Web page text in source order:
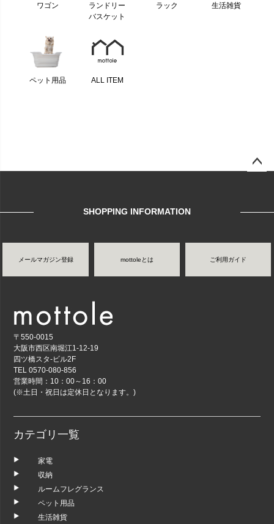
ワゴン
ランドリー
バスケット
ラック 生活雑貨
ペット用品 ALL ITEM
SHOPPING INFORMATION
メールマガジン登録 mottoleとは ご利用ガイド
〒550-0015
大阪市西区南堀江1-12-19
四ツ橋スタ-ビル2F
TEL 0570-080-856
営業時間：10：00～16：00
(※土日・祝日は定休日となります。)
カテゴリ一覧
家電
収納
ルームフレグランス
ペット用品
生活雑貨